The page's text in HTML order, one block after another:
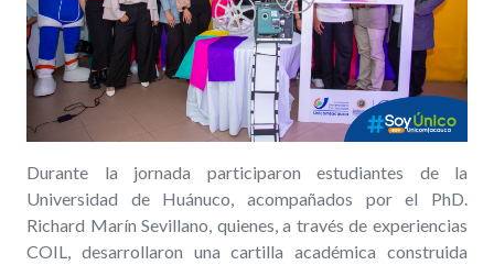
Durante la jornada participaron estudiantes de la
Universidad de Huánuco, acompañados por el PhD.
Richard Marín Sevillano, quienes, a través de experiencias
COIL, desarrollaron una cartilla académica construida